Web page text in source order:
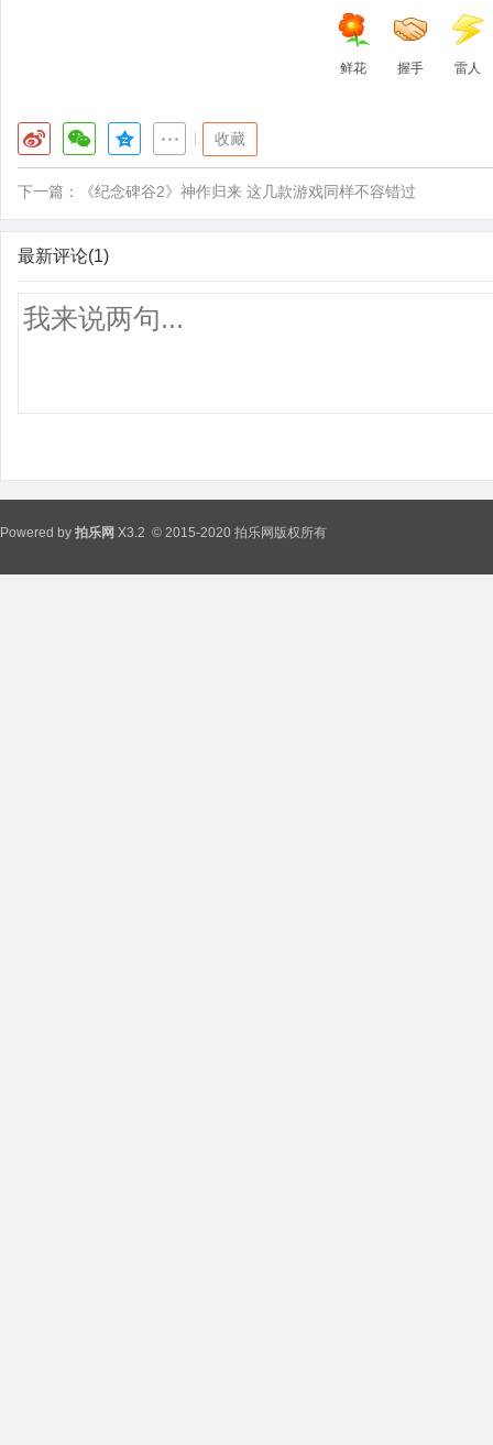
鲜花 握手 雷人
收藏
下一篇： 《纪念碑谷2》神作归来 这几款游戏同样不容错过
最新评论(1)
Powered by 拍乐网 X3.2 © 2015-2020 拍乐网版权所有